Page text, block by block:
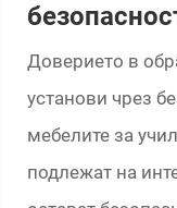
Доверието в
установи чрез
мебелите за
подлежат на